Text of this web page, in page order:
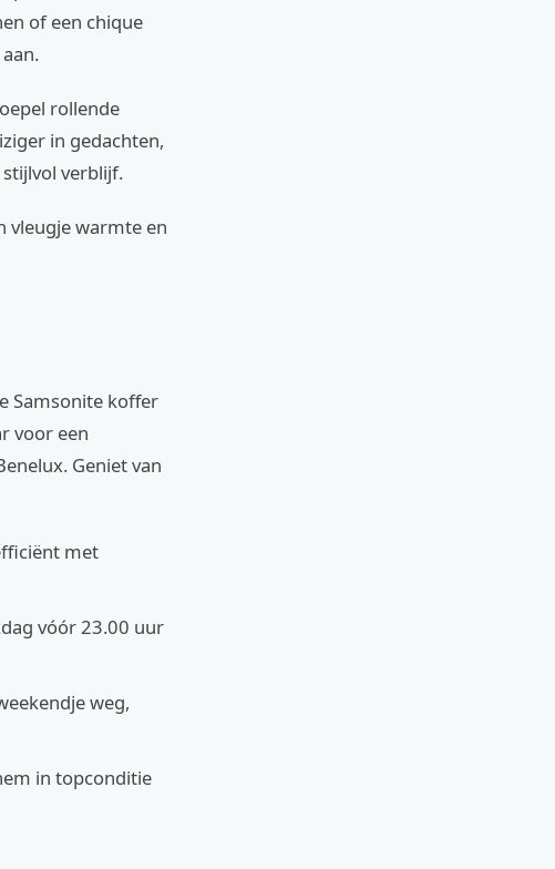
of een chique
rollende
in gedachten,
verblijf.
vleugje warmte en
Samsonite koffer
voor een
Geniet van
met
vóór 23.00 uur
weg,
in topconditie